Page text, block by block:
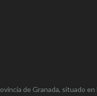
de Granada, situado